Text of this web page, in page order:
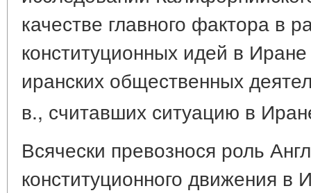
качестве главного фактора в
конституционных идей в
иранских общественных
в., считавших ситуацию в
Всячески превознося роль
конституционного движения